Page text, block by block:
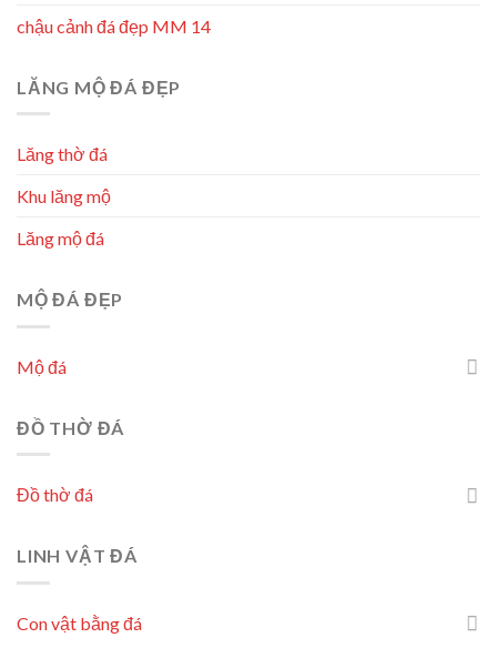
chậu cảnh đá đẹp MM 14
LĂNG MỘ ĐÁ ĐẸP
Lăng thờ đá
Khu lăng mộ
Lăng mộ đá
MỘ ĐÁ ĐẸP
Mộ đá
ĐỒ THỜ ĐÁ
Đồ thờ đá
LINH VẬT ĐÁ
Con vật bằng đá